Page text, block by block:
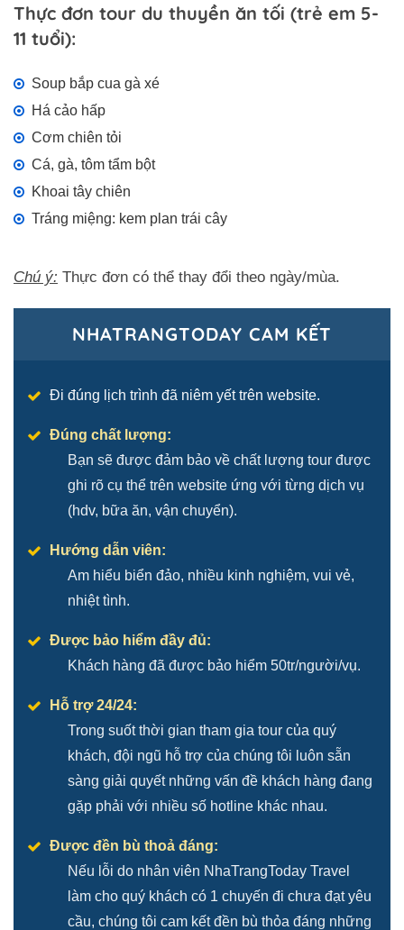
Thực đơn tour du thuyền ăn tối (trẻ em 5-
11 tuổi):
Soup bắp cua gà xé
Há cảo hấp
Cơm chiên tỏi
Cá, gà, tôm tẩm bột
Khoai tây chiên
Tráng miệng: kem plan trái cây
Chú ý: Thực đơn có thể thay đổi theo ngày/mùa.
NHATRANGTODAY CAM KẾT
Đi đúng lịch trình đã niêm yết trên website.
Đúng chất lượng:
Bạn sẽ được đảm bảo về chất lượng tour được
ghi rõ cụ thể trên website ứng với từng dịch vụ
(hdv, bữa ăn, vận chuyển).
Hướng dẫn viên:
Am hiểu biển đảo, nhiều kinh nghiệm, vui vẻ,
nhiệt tình.
Được bảo hiểm đầy đủ:
Khách hàng đã được bảo hiểm 50tr/người/vụ.
Hỗ trợ 24/24:
Trong suốt thời gian tham gia tour của quý
khách, đội ngũ hỗ trợ của chúng tôi luôn sẵn
sàng giải quyết những vấn đề khách hàng đang
gặp phải với nhiều số hotline khác nhau.
Được đền bù thoả đáng:
Nếu lỗi do nhân viên NhaTrangToday Travel
làm cho quý khách có 1 chuyến đi chưa đạt yêu
cầu, chúng tôi cam kết đền bù thỏa đáng những